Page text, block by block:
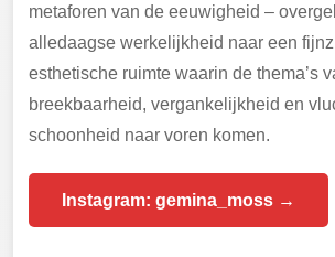
metaforen van de eeuwigheid –
alledaagse werkelijkheid naar een
esthetische ruimte waarin de thema’s
breekbaarheid, vergankelijkheid en
schoonheid naar voren komen.
Instagram: gemina_moss →